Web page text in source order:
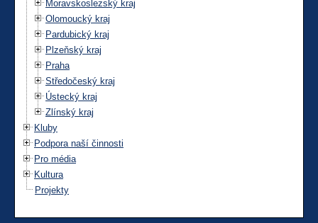
Moravskoslezský kraj
Olomoucký kraj
Pardubický kraj
Plzeňský kraj
Praha
Středočeský kraj
Ústecký kraj
Zlínský kraj
Kluby
Podpora naší činnosti
Pro média
Kultura
Projekty